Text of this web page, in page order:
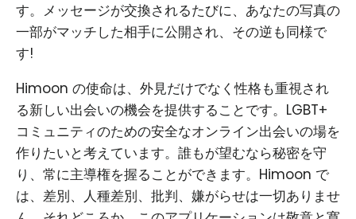
す。メッセージが交換されるたびに、あなたの写真の
一部がマッチした相手に公開され、その逆も同様で
す!
Himoon の使命は、外見だけでなく性格も重視され
る新しい出会いの機会を提供することです。LGBT+
コミュニティのための安全なオンライン出会いの場を
作りたいと考えています。誰もが望むなら秘密を守
り、常に主導権を握ることができます。Himoon で
は、差別、人種差別、批判、嫌がらせは一切ありませ